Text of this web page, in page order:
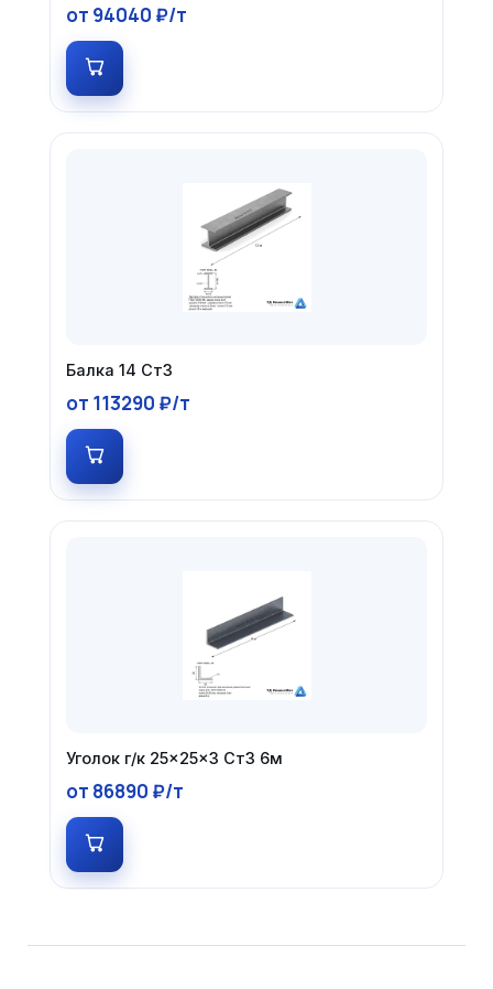
от 94040 ₽/т
Балка 14 Ст3
от 113290 ₽/т
Уголок г/к 25×25×3 Ст3 6м
от 86890 ₽/т